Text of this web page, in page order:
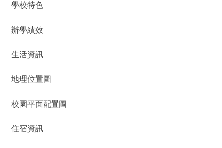
學校特色
辦學績效
生活資訊
地理位置圖
校園平面配置圖
住宿資訊